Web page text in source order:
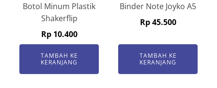
Botol Minum Plastik
Shakerflip
Rp10.400
TAMBAH KE
KERANJANG
Binder Note Joyko A5
Rp45.500
TAMBAH KE
KERANJANG